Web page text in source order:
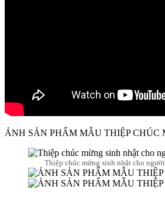
ẢNH SẢN PHẨM MẪU THIỆP
Thiệp chúc mừng sinh nhật cho